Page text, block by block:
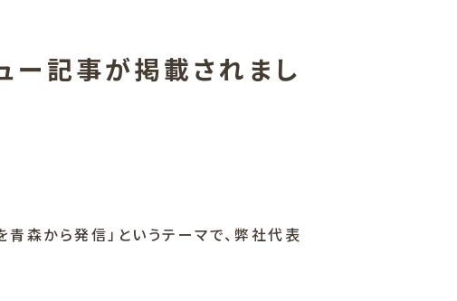
ー記事が掲載されまし
森から発信」というテーマで、弊社代表